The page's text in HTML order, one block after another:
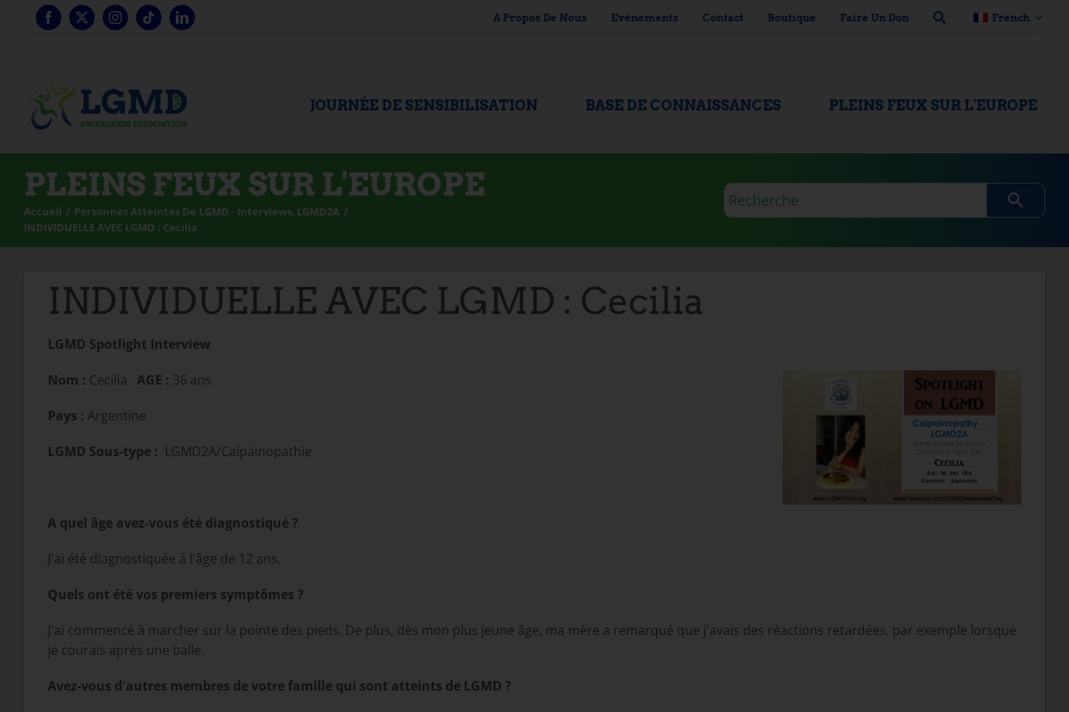
A Propos De Nous Evénements Contact Boutique Faire Un Don French
JOURNÉE DE SENSIBILISATION BASE DE CONNAISSANCES PLEINS FEUX SUR L'EUROPE
PLEINS FEUX SUR L'EUROPE
Accueil Personnes Atteintes De LGMD - Interviews LGMD2A
INDIVIDUELLE AVEC LGMD : Cecilia
Requête
de
INDIVIDUELLE AVEC LGMD : Cecilia
LGMD Spotlight Interview
Nom : Cecilia AGE : 36 ans
Pays : Argentine
LGMD Sous-type : LGMD2A/Calpaïnopathie
A quel âge avez-vous été diagnostiqué ?
J'ai été diagnostiquée à l'âge de 12 ans.
Quels ont été vos premiers symptômes ?
J'ai commencé à marcher sur la pointe des pieds. De plus, dès mon plus jeune âge, ma mère a remarqué que j'avais des réactions retardées, par exemple lorsque
je courais après une balle.
Avez-vous d'autres membres de votre famille qui sont atteints de LGMD ?